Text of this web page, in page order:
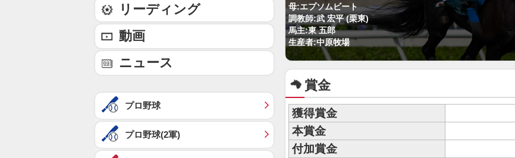
母:エプソムビート
調教師:武 宏平 (栗東)
馬主:東 五郎
生産者:中原牧場
賞金
獲得賞金
本賞金
付加賞金
リーディング
動画
ニュース
プロ野球
プロ野球(2軍)